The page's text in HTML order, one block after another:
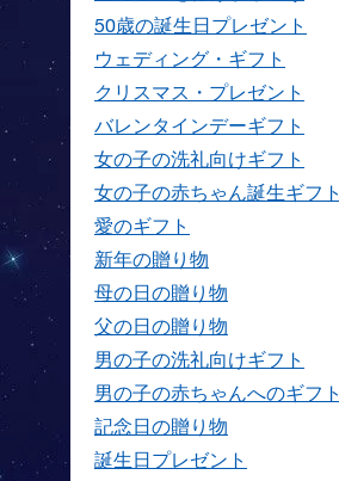
50歳の誕生日プレゼント
ウェディング・ギフト
クリスマス・プレゼント
バレンタインデーギフト
女の子の洗礼向けギフト
女の子の赤ちゃん誕生ギフト
愛のギフト
新年の贈り物
母の日の贈り物
父の日の贈り物
男の子の洗礼向けギフト
男の子の赤ちゃんへのギフト
記念日の贈り物
誕生日プレゼント